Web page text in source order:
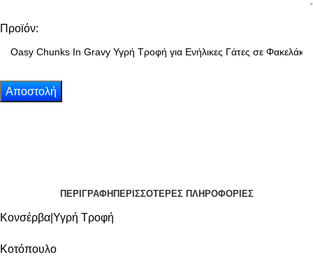
Προϊόν:
ΠΕΡΙΓΡΑΦΗ ΠΕΡΙΣΣΟΤΕΡΕΣ ΠΛΗΡΟΦΟΡΙΕΣ
Κονσέρβα|Υγρή Τροφή
Κοτόπουλο